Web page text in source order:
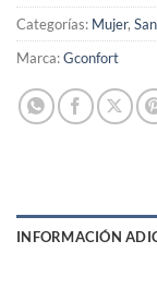
Categorías: Mujer,
Marca:Gconfort
INFORMACIÓN